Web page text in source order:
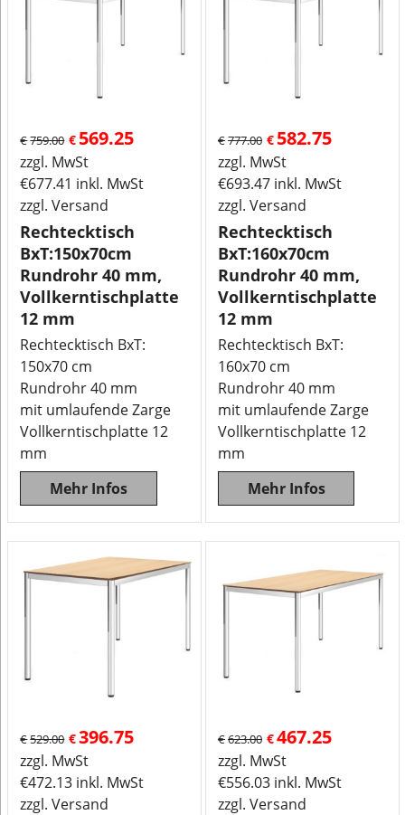
€759.00 € 569.25
zzgl. MwSt
€677.41 inkl. MwSt
zzgl. Versand
Rechtecktisch
BxT:150x70cm
Rundrohr 40 mm,
Vollkerntischplatte
12 mm
Rechtecktisch BxT:
150x70 cm
Rundrohr 40 mm
mit umlaufende Zarge
Vollkerntischplatte 12
mm
Mehr Infos
€777.00 € 582.75
zzgl. MwSt
€693.47 inkl. MwSt
zzgl. Versand
Rechtecktisch
BxT:160x70cm
Rundrohr 40 mm,
Vollkerntischplatte
12 mm
Rechtecktisch BxT:
160x70 cm
Rundrohr 40 mm
mit umlaufende Zarge
Vollkerntischplatte 12
mm
Mehr Infos
€529.00 €396.75
zzgl. MwSt
€472.13 inkl. MwSt
zzgl. Versand
€623.00 €467.25
zzgl. MwSt
€556.03 inkl. MwSt
zzgl. Versand